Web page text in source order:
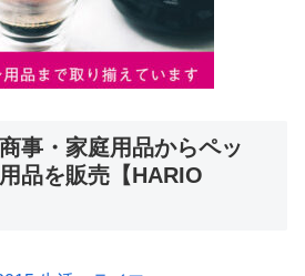
事・家庭用品からペッ
品を販売【HARIO